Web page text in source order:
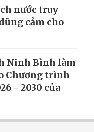
nước truy
cảm cho
Ninh Bình làm
Chương trình
- 2030 của